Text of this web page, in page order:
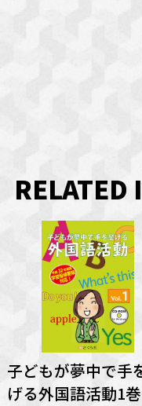
RELATED
子どもが夢中で手
げる外国語活動1巻